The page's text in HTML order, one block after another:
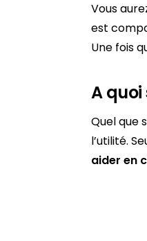
Vous
est
Une fois
A
Quel que
l’utilité.
aider en